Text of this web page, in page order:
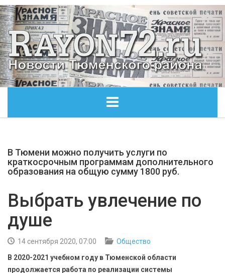
ОБЩЕСТВО
КУЛЬТУРА
БЕЗОПАСНОСТЬ
СПОРТ
В Тюмени можно получить услуги по
краткосрочным программам дополнительного
образования на общую сумму 1800 руб.
Выбрать увлечение по
душе
14 сентября 2020, 07:00
Общество
В 2020-2021 учебном году в Тюменской области
продолжается работа по реализации системы